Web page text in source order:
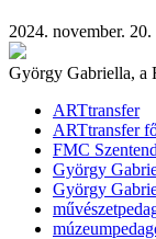
2024. november.
György Gabriella, a
ARTtransfer
ARTtransfer
FMC
György
György